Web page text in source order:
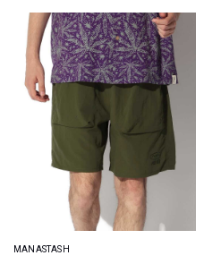
MANASTASH